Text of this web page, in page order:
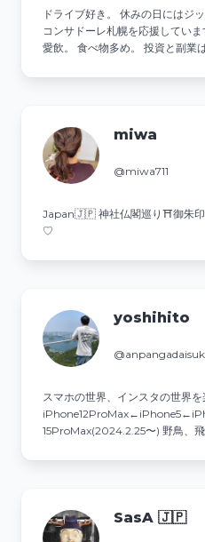
ドライブ好き。 休みの日にはジ
コンサドーレ札幌を応援してい
愛飲。 食べ物多め。 投資と副業
miwa
@miwa711
Japan🇯🇵 神社仏閣巡り⛩御朱印
♡
yoshihito
スマホの世界、インスタの世界
15ProMax(2024.2.25〜) 野鳥、
SasA 🇯🇵